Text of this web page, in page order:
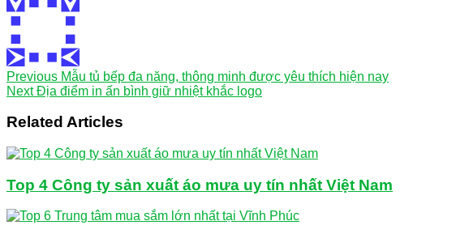
Previous Mẫu tủ bếp đa năng, thông minh được yêu thích hiện nay
NextĐịa điểm in ấn bình giữ nhiệt khắc logo
Related Articles
Top 4 Công ty sản xuất áo mưa uy tín nhất Việt Nam